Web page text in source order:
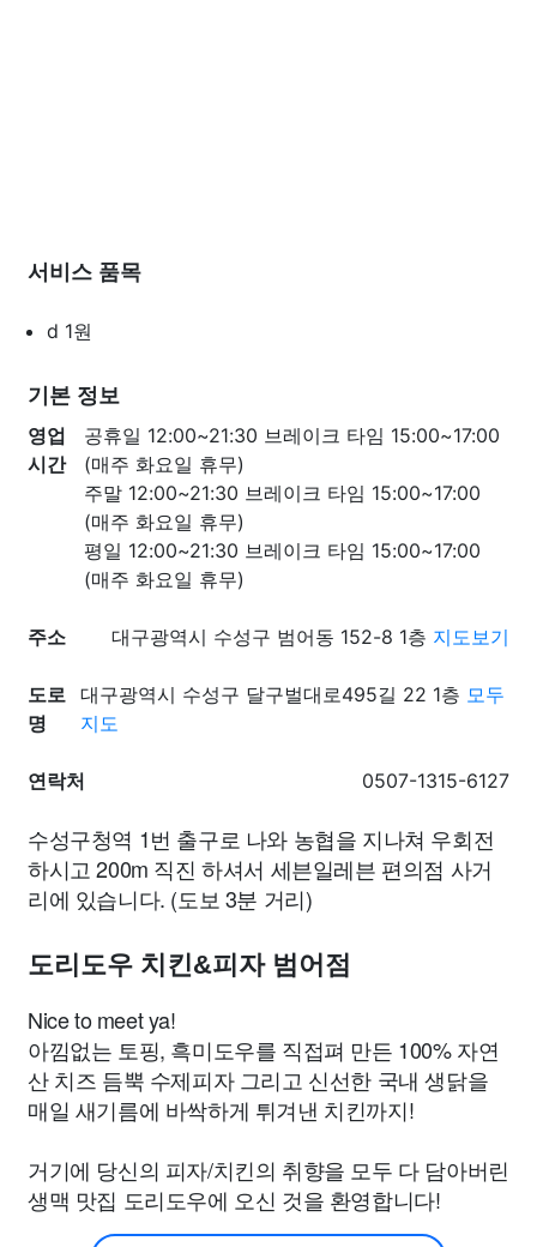
서비스 품목
d 1원
기본 정보
영업
시간
공휴일 12:00~21:30 브레이크 타임 15:00~17:00
(매주 화요일 휴무)
주말 12:00~21:30 브레이크 타임 15:00~17:00
(매주 화요일 휴무)
평일 12:00~21:30 브레이크 타임 15:00~17:00
(매주 화요일 휴무)
주소 대구광역시 수성구 범어동 152-8 1층 지도보기
도로
명
대구광역시 수성구 달구벌대로495길 22 1층 모두
지도
연락처 0507-1315-6127
수성구청역 1번 출구로 나와 농협을 지나쳐 우회전
하시고 200m 직진 하셔서 세븐일레븐 편의점 사거
리에 있습니다. (도보 3분 거리)
도리도우 치킨&피자 범어점
Nice to meet ya!
아낌없는 토핑, 흑미도우를 직접펴 만든 100% 자연
산 치즈 듬뿍 수제피자 그리고 신선한 국내 생닭을
매일 새기름에 바싹하게 튀겨낸 치킨까지!
거기에 당신의 피자/치킨의 취향을 모두 다 담아버린
생맥 맛집 도리도우에 오신 것을 환영합니다!